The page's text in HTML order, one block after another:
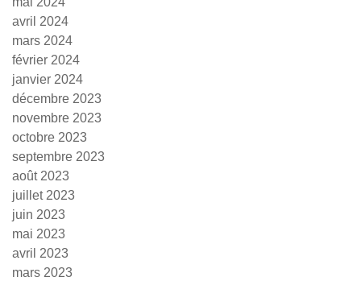
avril 2024
mars 2024
février 2024
janvier 2024
décembre 2023
novembre 2023
octobre 2023
septembre 2023
août 2023
juillet 2023
juin 2023
mai 2023
avril 2023
mars 2023